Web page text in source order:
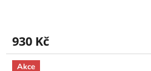
930 Kč
Akce